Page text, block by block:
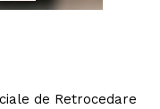
de Retrocedare